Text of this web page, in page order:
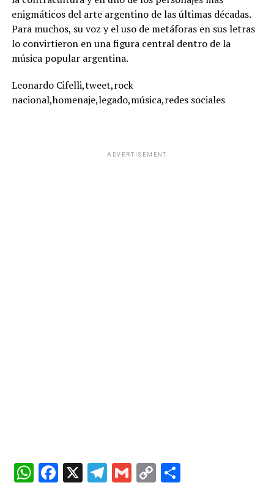
enigmáticos del arte argentino de las últimas décadas.
Para muchos, su voz y el uso de metáforas en sus letras
lo convirtieron en una figura central dentro de la
música popular argentina.
Leonardo Cifelli,tweet,rock
nacional,homenaje,legado,música,redes sociales
ADVERTISEMENT
W F X T G C C